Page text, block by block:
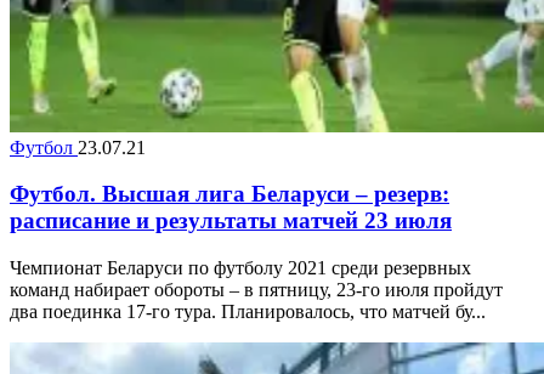
Футбол 23.07.21
Футбол. Высшая лига Беларуси – резерв:
расписание и результаты матчей 23 июля
Чемпионат Беларуси по футболу 2021 среди резервных
команд набирает обороты – в пятницу, 23-го июля пройдут
два поединка 17-го тура. Планировалось, что матчей бу...